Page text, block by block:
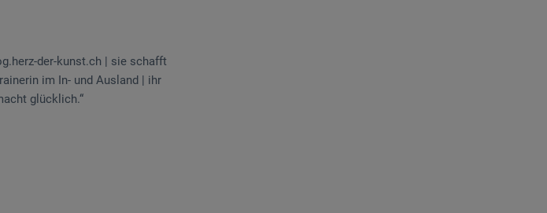
der-kunst.ch | sie schafft
im In- und Ausland | ihr
glücklich.“